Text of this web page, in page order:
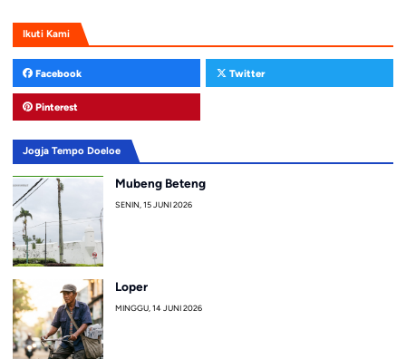
Ikuti Kami
Facebook Twitter
Pinterest
Jogja Tempo Doeloe
Mubeng Beteng
SENIN, 15 JUNI 2026
Loper
MINGGU, 14 JUNI 2026